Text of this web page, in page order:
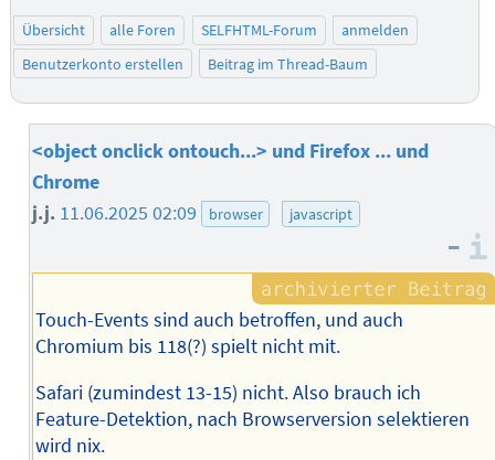
Übersicht alle Foren SELFHTML-Forum
anmelden
Benutzerkonto erstellen
Beitrag im Thread-Baum
<object onclick ontouch...> und Firefox ... und
Chrome
j.j. 11.06.2025 02:09 browser javascript
–
Touch-Events sind auch betroffen, und auch
Chromium bis 118(?) spielt nicht mit.
Safari (zumindest 13-15) nicht. Also brauch ich
Feature-Detektion, nach Browserversion selektieren
wird nix.